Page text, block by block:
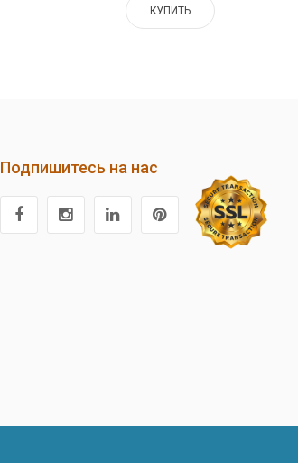
КУПИТЬ
Подпишитесь на нас